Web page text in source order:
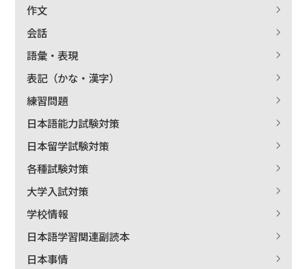
作文
会話
語彙・表現
表記（かな・漢字）
練習問題
日本語能力試験対策
日本留学試験対策
各種試験対策
大学入試対策
学校情報
日本語学習関連副読本
日本事情